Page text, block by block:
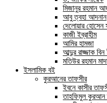
মিজানুর রহমান
আবু ত্বহা আদনান
দেলোয়ার হোসেন
কাজী ইব্রাহীম
আমির হামজা
আব্দুর রাজ্জাক
মতিউর রহমান
ইসলামিক বই
কুরআনের তাফসীর
ইবনে কাসীর
তাহফিমুল কুরআন